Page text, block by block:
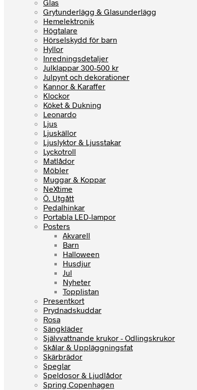
Glas
Grytunderlägg & Glasunderlägg
Hemelektronik
Högtalare
Hörselskydd för barn
Hyllor
Inredningsdetaljer
Julklappar 300-500 kr
Julpynt och dekorationer
Kannor & Karaffer
Klockor
Köket & Dukning
Leonardo
Ljus
Ljuskällor
Ljuslyktor & Ljusstakar
Lyckotroll
Matlådor
Möbler
Muggar & Koppar
NeXtime
Ö. Utgått
Pedalhinkar
Portabla LED-lampor
Posters
Akvarell
Barn
Halloween
Husdjur
Jul
Nyheter
Topplistan
Presentkort
Prydnadskuddar
Rosa
Sängkläder
Självvattnande krukor - Odlingskrukor
Skålar & Uppläggningsfat
Skärbrädor
Speglar
Speldosor & Ljudlådor
Spring Copenhagen